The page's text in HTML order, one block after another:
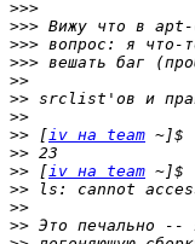
>>>
>>>
>>>
>>>
>>
>>
>>
>> [iv на team
>>
>> [iv на team
>>
>>
>>